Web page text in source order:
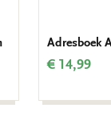
Adresboek
€ 14,99